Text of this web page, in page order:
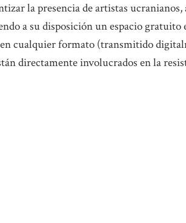
la presencia de artistas
a su disposición un espacio gratuito
cualquier formato (transmitido
directamente involucrados en la